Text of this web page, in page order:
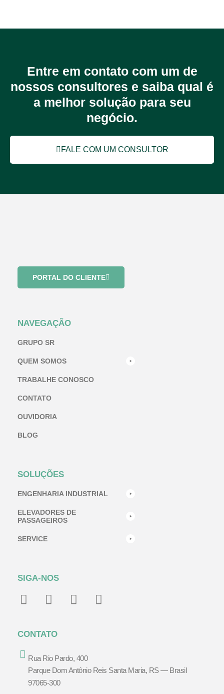
Entre em contato com um de
nossos consultores e saiba qual é
a melhor solução para seu
negócio.
FALE COM UM CONSULTOR
PORTAL DO CLIENTE
NAVEGAÇÃO
GRUPO SR
QUEM SOMOS
TRABALHE CONOSCO
CONTATO
OUVIDORIA
BLOG
SOLUÇÕES
ENGENHARIA INDUSTRIAL
ELEVADORES DE
PASSAGEIROS
SERVICE
SIGA-NOS
CONTATO
Rua Rio Pardo, 400
Parque Dom Antônio Reis Santa Maria, RS — Brasil
97065-300